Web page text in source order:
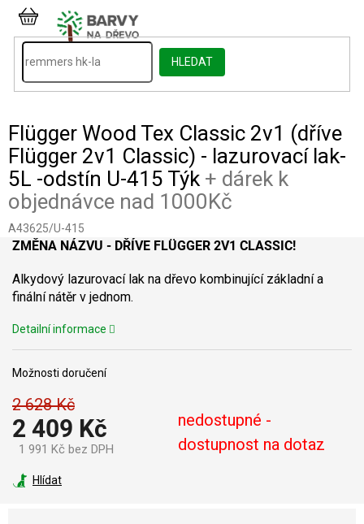
Přejít
obsah
HLEDAT
NÁKUPNÍ
KOŠÍK
Flügger Wood Tex Classic 2v1 (dříve
Flügger 2v1 Classic) - lazurovací lak-
5L -odstín U-415 Týk + dárek k
objednávce nad 1000Kč
A43625/U-415
2 628 Kč
2 409 Kč
1 991 Kč bez DPH
nedostupné -
dostupnost na dotaz
Možnosti doručení
ZMĚNA NÁZVU - DŘÍVE FLÜGGER 2V1 CLASSIC!
Alkydový lazurovací lak na dřevo kombinující základní a
finální nátěr v jednom.
Detailní informace
Hlídat